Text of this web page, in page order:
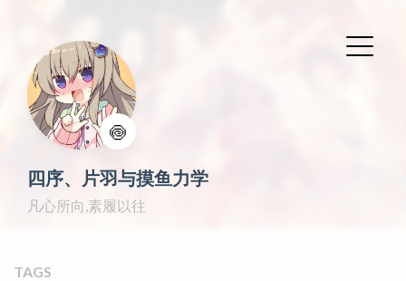
🍥
四序、片羽与摸鱼力学
凡心所向,素履以往
TAGS